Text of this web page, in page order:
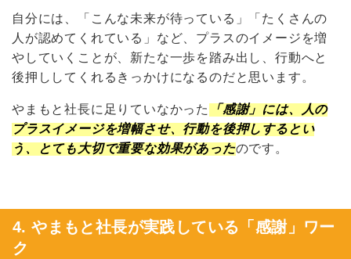
自分には、「こんな未来が待っている」「たくさんの
人が認めてくれている」など、プラスのイメージを増
やしていくことが、新たな一歩を踏み出し、行動へと
後押ししてくれるきっかけになるのだと思います。
やまもと社長に足りていなかった
「感謝」には、人の
プラスイメージを増幅させ、行動を後押しするとい
う、とても大切で重要な効果があったのです。
4. やまもと社長が実践している「感謝」ワー
ク